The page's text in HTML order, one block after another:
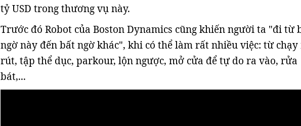
tỷ USD trong thương vụ này.
Trước đó Robot của Boston Dynamics cũng khiến người ta "đi từ
ngờ này đến bất ngờ khác", khi có thể làm rất nhiều việc: từ
rút, tập thể dục, parkour, lộn ngược, mở cửa để tự do ra vào, rửa
bát,...